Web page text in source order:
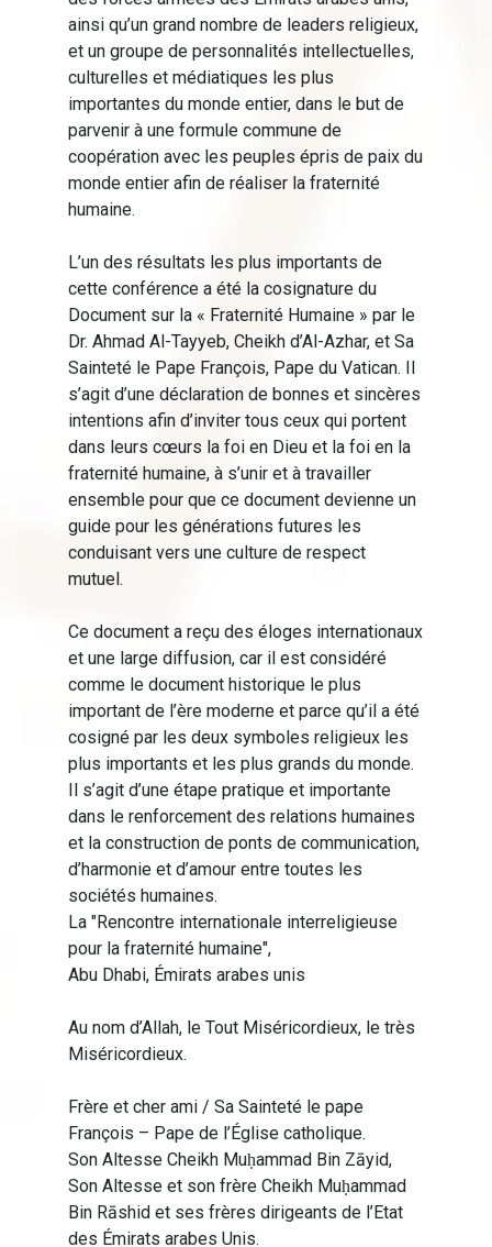
ainsi qu’un grand nombre de leaders religieux,
et un groupe de personnalités intellectuelles,
culturelles et médiatiques les plus
importantes du monde entier, dans le but de
parvenir à une formule commune de
coopération avec les peuples épris de paix du
monde entier afin de réaliser la fraternité
humaine.
L’un des résultats les plus importants de
cette conférence a été la cosignature du
Document sur la « Fraternité Humaine » par le
Dr. Ahmad Al-Tayyeb, Cheikh d’Al-Azhar, et Sa
Sainteté le Pape François, Pape du Vatican. Il
s’agit d’une déclaration de bonnes et sincères
intentions afin d’inviter tous ceux qui portent
dans leurs cœurs la foi en Dieu et la foi en la
fraternité humaine, à s’unir et à travailler
ensemble pour que ce document devienne un
guide pour les générations futures les
conduisant vers une culture de respect
mutuel.
Ce document a reçu des éloges internationaux
et une large diffusion, car il est considéré
comme le document historique le plus
important de l’ère moderne et parce qu’il a été
cosigné par les deux symboles religieux les
plus importants et les plus grands du monde.
Il s’agit d’une étape pratique et importante
dans le renforcement des relations humaines
et la construction de ponts de communication,
d’harmonie et d’amour entre toutes les
sociétés humaines.
La "Rencontre internationale interreligieuse
pour la fraternité humaine",
Abu Dhabi, Émirats arabes unis
Au nom d’Allah, le Tout Miséricordieux, le très
Miséricordieux.
Frère et cher ami / Sa Sainteté le pape
François – Pape de l’Église catholique.
Son Altesse Cheikh Muḥammad Bin Zāyid,
Son Altesse et son frère Cheikh Muḥammad
Bin Rāshid et ses frères dirigeants de l’Etat
des Émirats arabes Unis.